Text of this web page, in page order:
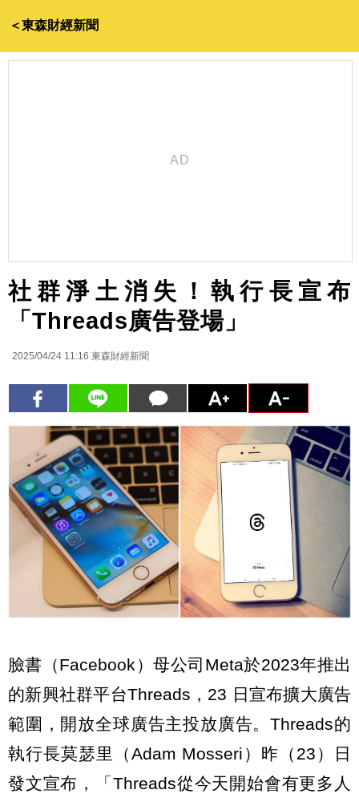
＜東森財經新聞
社群淨土消失！執行長宣布
「Threads廣告登場」
2025/04/24 11:16 東森財經新聞
臉書（Facebook）母公司Meta於2023年推出
的新興社群平台Threads，23 日宣布擴大廣告
範圍，開放全球廣告主投放廣告。Threads的
執行長莫瑟里（Adam Mosseri）昨（23）日
發文宣布，「Threads從今天開始會有更多人